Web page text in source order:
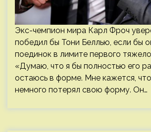
Экс-чемпион мира Карл Фроч
победил бы Тони Беллью, если бы
поединок в лимите первого
«Думаю, что я бы полностью его
остаюсь в форме. Мне кажется,
немного потерял свою форму. Он…